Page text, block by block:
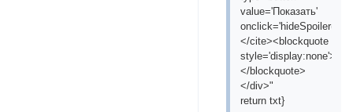
value='Показать'
</cite><blockquote
</blockquote>
</div>"
return txt}